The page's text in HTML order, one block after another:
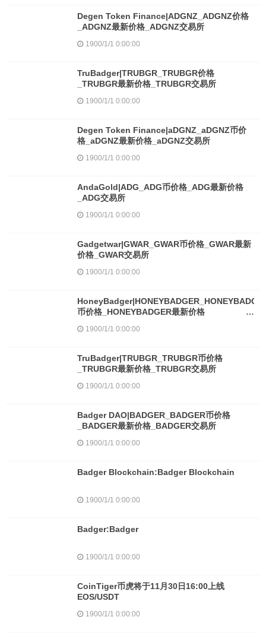
Degen Token Finance|ADGNZ_ADGNZ价格
_ADGNZ最新价格_ADGNZ交易所
1900/1/1 0:00:00
TruBadger|TRUBGR_TRUBGR价格
_TRUBGR最新价格_TRUBGR交易所
1900/1/1 0:00:00
Degen Token Finance|aDGNZ_aDGNZ币价
格_aDGNZ最新价格_aDGNZ交易所
1900/1/1 0:00:00
AndaGold|ADG_ADG币价格_ADG最新价格
_ADG交易所
1900/1/1 0:00:00
Gadgetwar|GWAR_GWAR币价格_GWAR最新
价格_GWAR交易所
1900/1/1 0:00:00
币价格_HONEYBADGER最新价格
1900/1/1 0:00:00
TruBadger|TRUBGR_TRUBGR币价格
_TRUBGR最新价格_TRUBGR交易所
1900/1/1 0:00:00
Badger DAO|BADGER_BADGER币价格
_BADGER最新价格_BADGER交易所
1900/1/1 0:00:00
Badger Blockchain:Badger Blockchain
1900/1/1 0:00:00
Badger:Badger
1900/1/1 0:00:00
CoinTiger币虎将于11月30日16:00上线
EOS/USDT
1900/1/1 0:00:00